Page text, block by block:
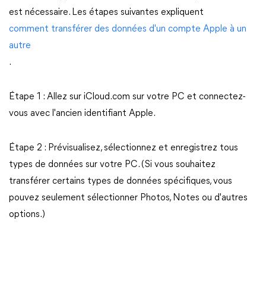
est nécessaire. Les étapes suivantes expliquent
comment transférer des données d'un compte Apple à un
autre
.
Étape 1 : Allez sur iCloud.com sur votre PC et connectez-
vous avec l'ancien identifiant Apple.
Étape 2 : Prévisualisez, sélectionnez et enregistrez tous
types de données sur votre PC. (Si vous souhaitez
transférer certains types de données spécifiques, vous
pouvez seulement sélectionner Photos, Notes ou d'autres
options.)